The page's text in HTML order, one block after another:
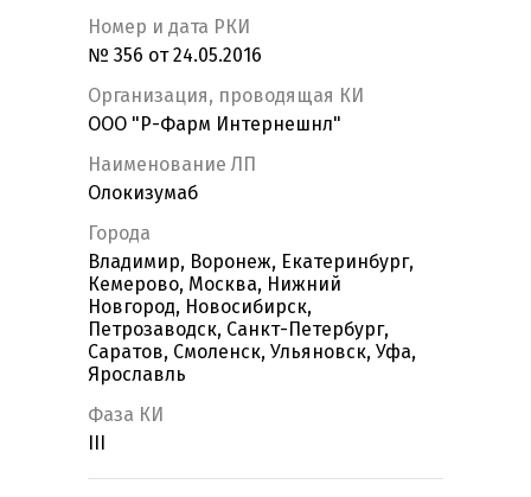
Номер и дата РКИ
№ 356 от 24.05.2016
Организация, проводящая КИ
ООО "Р-Фарм Интернешнл"
Наименование ЛП
Олокизумаб
Города
Владимир, Воронеж, Екатеринбург,
Кемерово, Москва, Нижний
Новгород, Новосибирск,
Петрозаводск, Санкт-Петербург,
Саратов, Смоленск, Ульяновск, Уфа,
Ярославль
Фаза КИ